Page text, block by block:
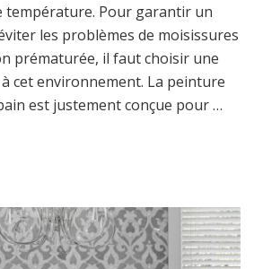
température. Pour garantir un
les problèmes de moisissures
prématurée, il faut choisir une
cet environnement. La peinture
est justement conçue pour …